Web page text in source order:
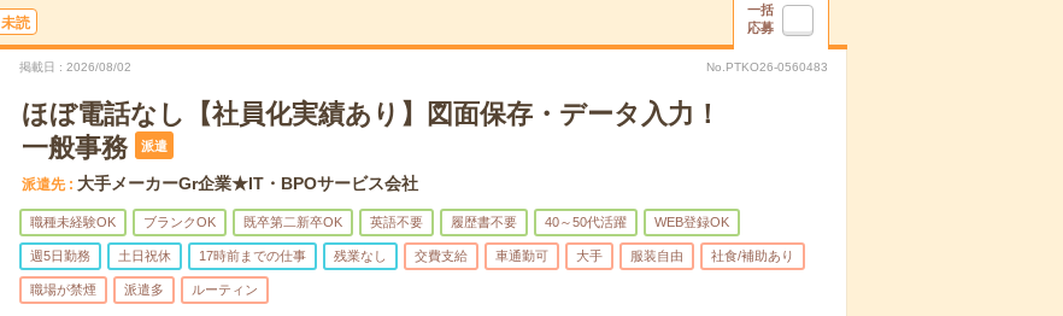
未読
一括
応募
掲載日 2026/08/02 No.PTKO26-0560483
ほぼ電話なし【社員化実績あり】図面保存・データ入力！
一般事務
派遣
派遣先 大手メーカーGr企業★IT・BPOサービス会社
職種未経験OK ブランクOK 既卒第二新卒OK 英語不要 履歴書不要 40～50代活躍 WEB登録OK
週5日勤務 土日祝休 17時前までの仕事 残業なし 交費支給 車通勤可 大手 服装自由 社食/補助あり
職場が禁煙 派遣多 ルーティン